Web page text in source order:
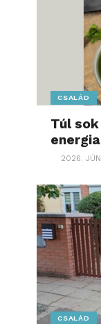
CSALÁD
Túl
energia
2026.
CSALÁD